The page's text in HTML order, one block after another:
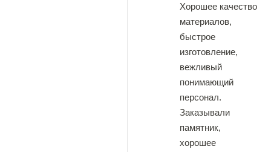
Хорошее качество
материалов,
быстрое
изготовление,
вежливый
понимающий
персонал.
Заказывали
памятник,
хорошее